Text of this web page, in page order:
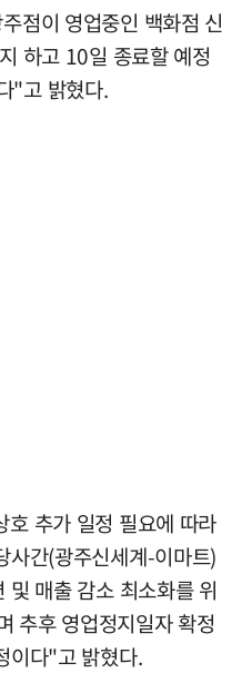
점이 영업중인 백화점 신
하고 10일 종료할 예정
"고 밝혔다.
추가 일정 필요에 따라
사간(광주신세계-이마트)
및 매출 감소 최소화를 위
추후 영업정지일자 확정
이다"고 밝혔다.